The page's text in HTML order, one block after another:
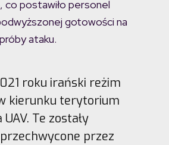
co postawiło personel
gotowości na
ataku.
roku irański reżim
kierunku terytorium
Te zostały
przez